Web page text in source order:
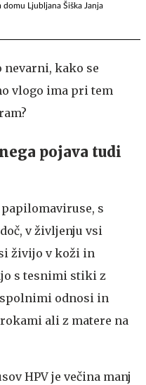
domu Ljubljana Šiška Janja
nevarni, kako se
vlogo ima pri tem
pojava tudi
papilomaviruse, s
v življenju vsi
živijo v koži in
s tesnimi stiki z
spolnimi odnosi in
ali z matere na
HPV je večina manj